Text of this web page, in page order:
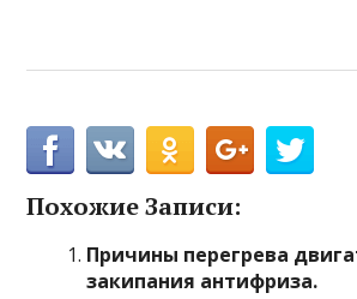
Похожие Записи:
Причины перегрева
закипания антифриза.